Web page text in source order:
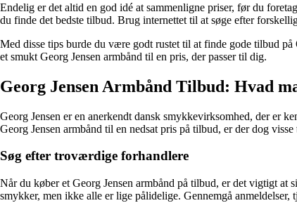
Endelig er det altid en god idé at sammenligne priser, før du
du finde det bedste tilbud. Brug internettet til at søge efter
Med disse tips burde du være godt rustet til at finde gode tilbud
et smukt Georg Jensen armbånd til en pris, der passer til dig.
Georg Jensen Armbånd Tilbud: Hvad
Georg Jensen er en anerkendt dansk smykkevirksomhed, der er
Georg Jensen armbånd til en nedsat pris på tilbud, er der dog
Søg efter troværdige forhandlere
Når du køber et Georg Jensen armbånd på tilbud, er det vigtigt
smykker, men ikke alle er lige pålidelige. Gennemgå